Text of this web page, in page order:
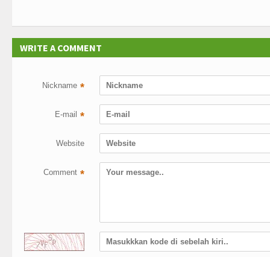
WRITE A COMMENT
Nickname *
E-mail *
Website
Comment *